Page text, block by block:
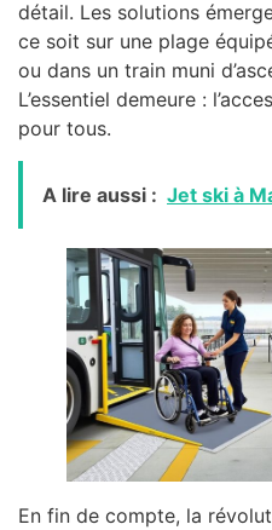
détail. Les solutions
ce soit sur une plage
ou dans un train muni
L’essentiel demeure :
pour tous.
A lire aussi : Jet ski à
En fin de compte, la